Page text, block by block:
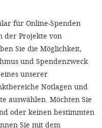
für Online-Spenden
der Projekte von
Sie die Möglichkeit,
und Spendenzweck
unserer
Notlagen und
auswählen. Möchten Sie
oder keinen bestimmten
Sie mit dem